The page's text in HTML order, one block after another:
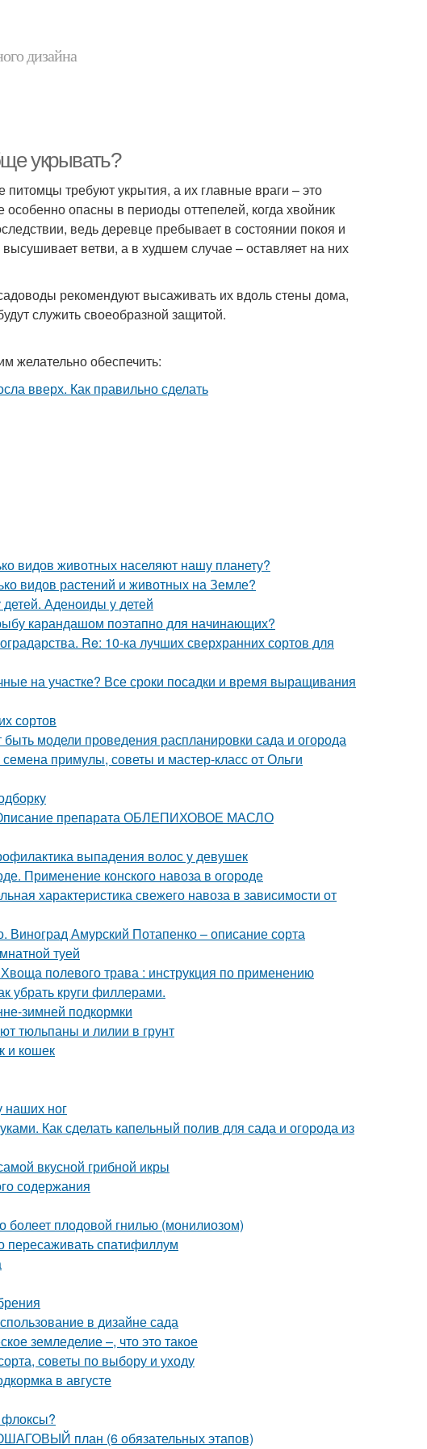
дизайна
укрывать?
требуют укрытия, а их главные враги – это
опасны в периоды оттепелей, когда хвойник
ведь деревце пребывает в состоянии покоя и
ветви, а в худшем случае – оставляет на них
рекомендуют высаживать их вдоль стены дома,
служить своеобразной защитой.
желательно обеспечить:
видов животных населяют нашу планету?
видов растений и животных на Земле?
Аденоиды у детей
карандашом поэтапно для начинающих?
Re: 10-ка лучших сверхранних сортов для
на участке? Все сроки посадки и время выращивания
сортов
быть модели проведения распланировки сада и огорода
примулы, советы и мастер-класс от Ольги
препарата ОБЛЕПИХОВОЕ МАСЛО
выпадения волос у девушек
Применение конского навоза в огороде
характеристика свежего навоза в зависимости от
Амурский Потапенко – описание сорта
туей
полевого трава : инструкция по применению
убрать круги филлерами.
зимней подкормки
тюльпаны и лилии в грунт
и кошек
наших ног
Как сделать капельный полив для сада и огорода из
вкусной грибной икры
содержания
болеет плодовой гнилью (монилиозом)
пересаживать спатифиллум
в дизайне сада
земледелие –, что это такое
советы по выбору и уходу
в августе
флоксы?
план (6 обязательных этапов)